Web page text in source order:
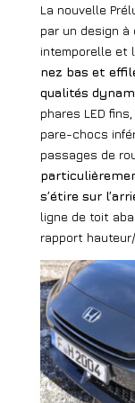
La nouvelle
par un design à
intemporelle et
nez bas et
qualités
phares LED
pare-chocs
passages de
s’étire sur
ligne de toit
rapport